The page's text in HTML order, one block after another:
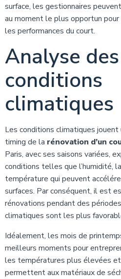
surface, les gestionnaires
au moment le plus opportun
les performances du court.
Analyse des
conditions
climatiques
Les conditions climatiques jouent
timing de la rénovation d’un
Paris, avec ses saisons variées,
conditions telles que l’humidité,
température qui peuvent
surfaces. Par conséquent, il est
rénovations pendant des
climatiques sont les plus
Idéalement, les mois de
meilleurs moments pour
les températures plus élevées
permettent aux matériaux de